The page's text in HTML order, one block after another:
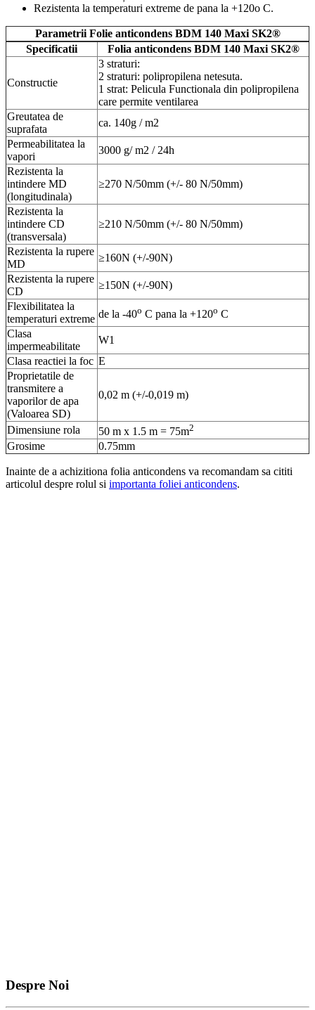
Rezistenta la temperaturi extreme de pana la +120o C.
Parametrii Folie anticondens BDM 140 Maxi SK2®
Specificatii
Folia anticondens BDM 140 Maxi SK2®
Constructie
3 straturi:
2 straturi: polipropilena netesuta.
1 strat: Pelicula Functionala din polipropilena
care permite ventilarea
Greutatea de
suprafata
ca. 140g / m2
Permeabilitatea la
vapori
3000 g/ m2 / 24h
Rezistenta la
intindere MD
(longitudinala)
≥270 N/50mm (+/- 80 N/50mm)
Rezistenta la
intindere CD
(transversala)
≥210 N/50mm (+/- 80 N/50mm)
Rezistenta la rupere
MD
≥160N (+/-90N)
Rezistenta la rupere
CD
≥150N (+/-90N)
Flexibilitatea la
temperaturi extreme de la -40o C pana la +120o C
Clasa
impermeabilitate
W1
Clasa reactiei la foc E
Proprietatile de
transmitere a
vaporilor de apa
(Valoarea SD)
0,02 m (+/-0,019 m)
Dimensiune rola 50 m x 1.5 m = 75m2
Grosime 0.75mm
Inainte de a achizitiona folia anticondens va recomandam sa cititi
articolul despre rolul si importanta foliei anticondens.
Despre Noi